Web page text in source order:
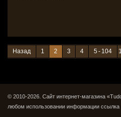
Назад 1 2 3 4 5 - 104
© 2010-2026. Сайт интернет-магазина
любом использовании информации ссылка